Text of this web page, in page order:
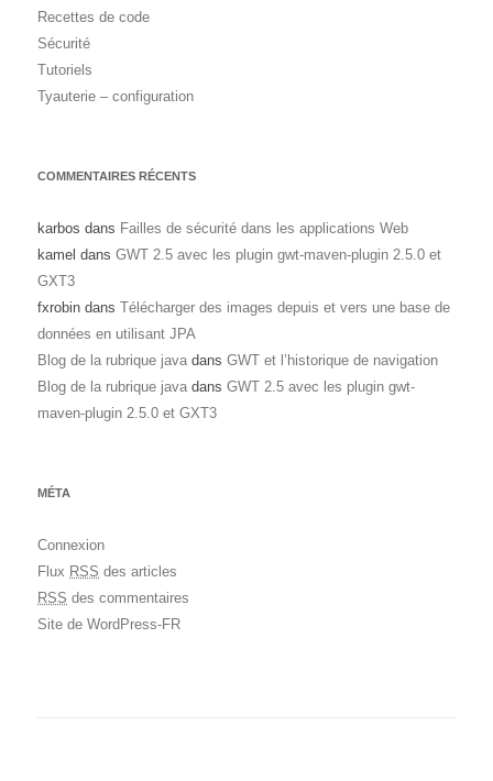
Recettes de code
Sécurité
Tutoriels
Tyauterie – configuration
COMMENTAIRES RÉCENTS
karbos dans Failles de sécurité dans les applications Web
kamel dans GWT 2.5 avec les plugin gwt-maven-plugin 2.5.0 et
GXT3
fxrobin dans Télécharger des images depuis et vers une base de
données en utilisant JPA
Blog de la rubrique java dans GWT et l’historique de navigation
Blog de la rubrique java dans GWT 2.5 avec les plugin gwt-
maven-plugin 2.5.0 et GXT3
MÉTA
Connexion
Flux RSS des articles
RSS des commentaires
Site de WordPress-FR